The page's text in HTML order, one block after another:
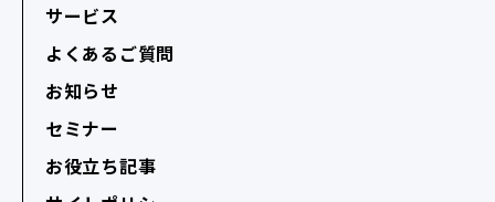
サービス
よくあるご質問
お知らせ
セミナー
お役立ち記事